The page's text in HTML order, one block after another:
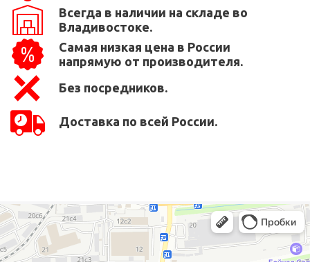
Всегда в наличии на складе во
Владивостоке.
Самая низкая цена в России
напрямую от производителя.
Без посредников.
Доставка по всей России.